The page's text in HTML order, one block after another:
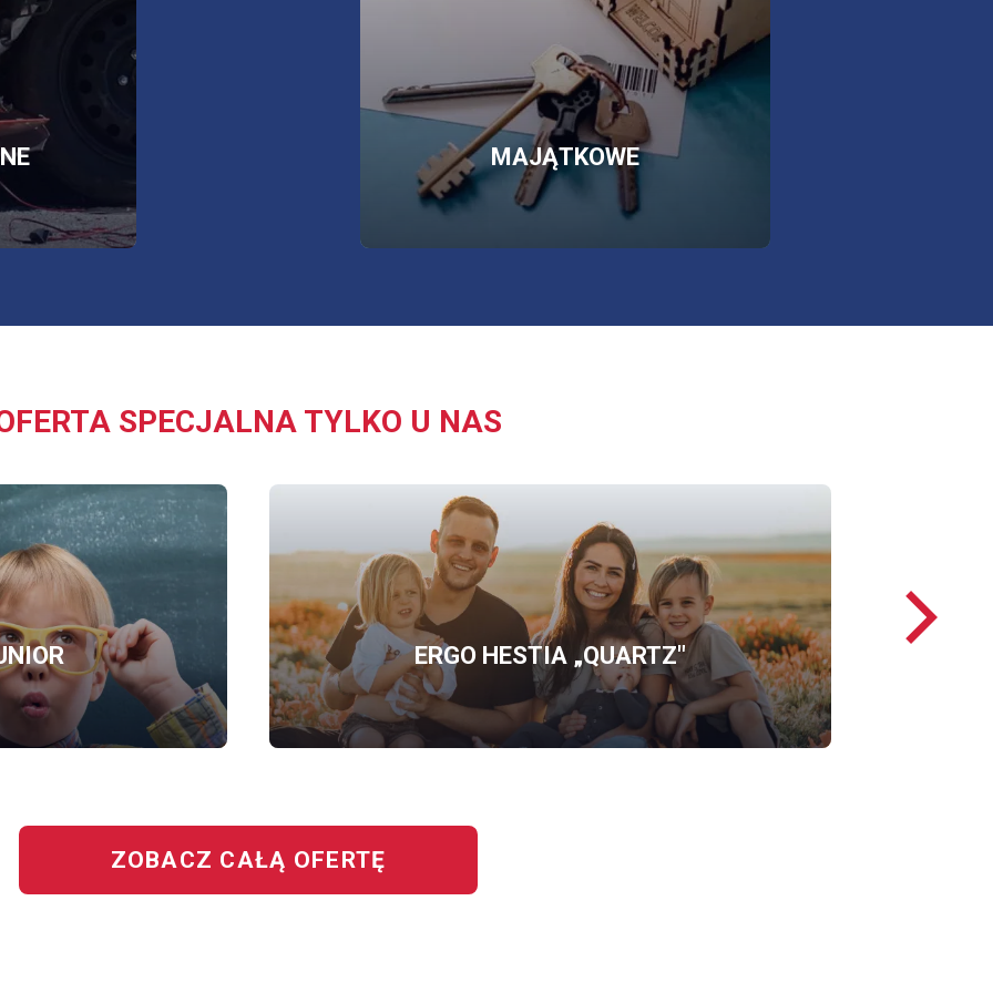
MAJĄTKOWE
SKLEP
OTWORZY
SIĘ
NOWEJ
KARCIE
SPECJALNA TYLKO U NAS
OFERTĘ
ERGO HESTIA „QUARTZ"
OFERTĘ
loga
ZOBACZ CAŁĄ OFERTĘ